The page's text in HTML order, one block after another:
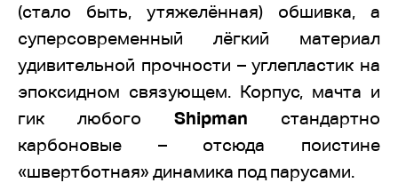
(стало быть, утяжелённая) обшивка, а
суперсовременный лёгкий материал
удивительной прочности – углепластик на
эпоксидном связующем. Корпус, мачта и
гик любого Shipman стандартно
карбоновые – отсюда поистине
«швертботная» динамика под парусами.